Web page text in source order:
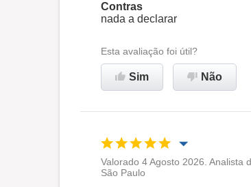
Recomenda esta empresa
Contras
nada a declarar
Esta avaliação foi útil?
Sim Não
Oportunidade de promoção
Valorado 4 Agosto 2026. Analista
São Paulo